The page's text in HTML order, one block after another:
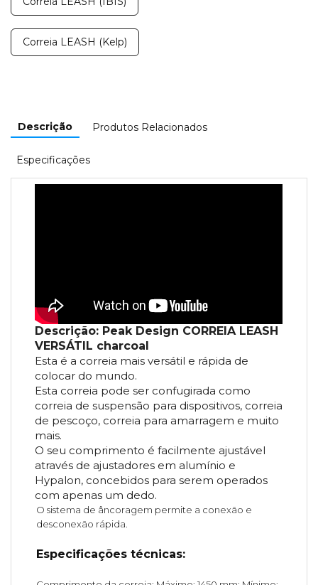
Correia LEASH (Kelp)
Descrição Produtos Relacionados
Especificações
Descrição: Peak Design CORREIA LEASH
VERSÁTIL charcoal
Esta é a correia mais versátil e rápida de
colocar do mundo.
Esta correia pode ser confugirada como
correia de suspensão para dispositivos, correia
de pescoço, correia para amarragem e muito
mais.
O seu comprimento é facilmente ajustável
através de ajustadores em alumínio e
Hypalon, concebidos para serem operados
com apenas um dedo.
O sistema de âncoragem permite a conexão e
desconexão rápida.
Especificações técnicas: